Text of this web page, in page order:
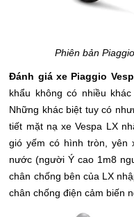
Phiên bản
Đánh giá xe Piaggio
khẩu không có nhiều
Những khác biệt tuy có
tiết mặt nạ xe Vespa LX
gió yếm có hình tròn, yên
nước (người Ý cao 1m8
chân chống bên của LX
chân chống điện cảm biến